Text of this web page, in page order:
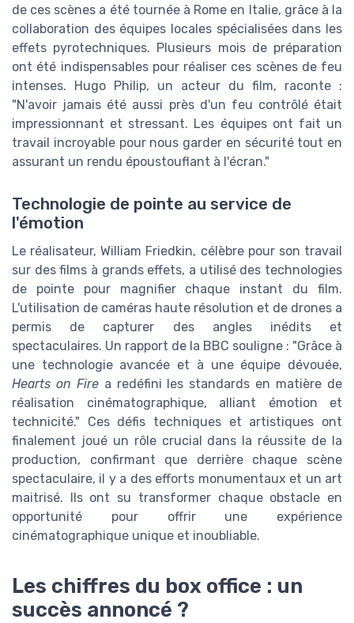
de ces scènes a été tournée à Rome en Italie, grâce à la
collaboration des équipes locales spécialisées dans les
effets pyrotechniques. Plusieurs mois de préparation
ont été indispensables pour réaliser ces scènes de feu
intenses. Hugo Philip, un acteur du film, raconte :
"N'avoir jamais été aussi près d'un feu contrôlé était
impressionnant et stressant. Les équipes ont fait un
travail incroyable pour nous garder en sécurité tout en
assurant un rendu époustouflant à l'écran."
Technologie de pointe au service de
l'émotion
Le réalisateur, William Friedkin, célèbre pour son travail
sur des films à grands effets, a utilisé des technologies
de pointe pour magnifier chaque instant du film.
L'utilisation de caméras haute résolution et de drones a
permis de capturer des angles inédits et
spectaculaires. Un rapport de la BBC souligne : "Grâce à
une technologie avancée et à une équipe dévouée,
Hearts on Firea redéfini les standards en matière de
réalisation cinématographique, alliant émotion et
technicité." Ces défis techniques et artistiques ont
finalement joué un rôle crucial dans la réussite de la
production, confirmant que derrière chaque scène
spectaculaire, il y a des efforts monumentaux et un art
maitrisé. Ils ont su transformer chaque obstacle en
opportunité pour offrir une expérience
cinématographique unique et inoubliable.
Les chiffres du box office : un
succès annoncé ?